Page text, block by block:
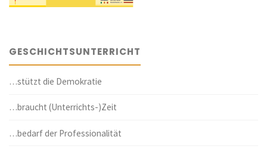
GESCHICHTSUNTERRICHT
…stützt die Demokratie
…braucht (Unterrichts-)Zeit
…bedarf der Professionalität